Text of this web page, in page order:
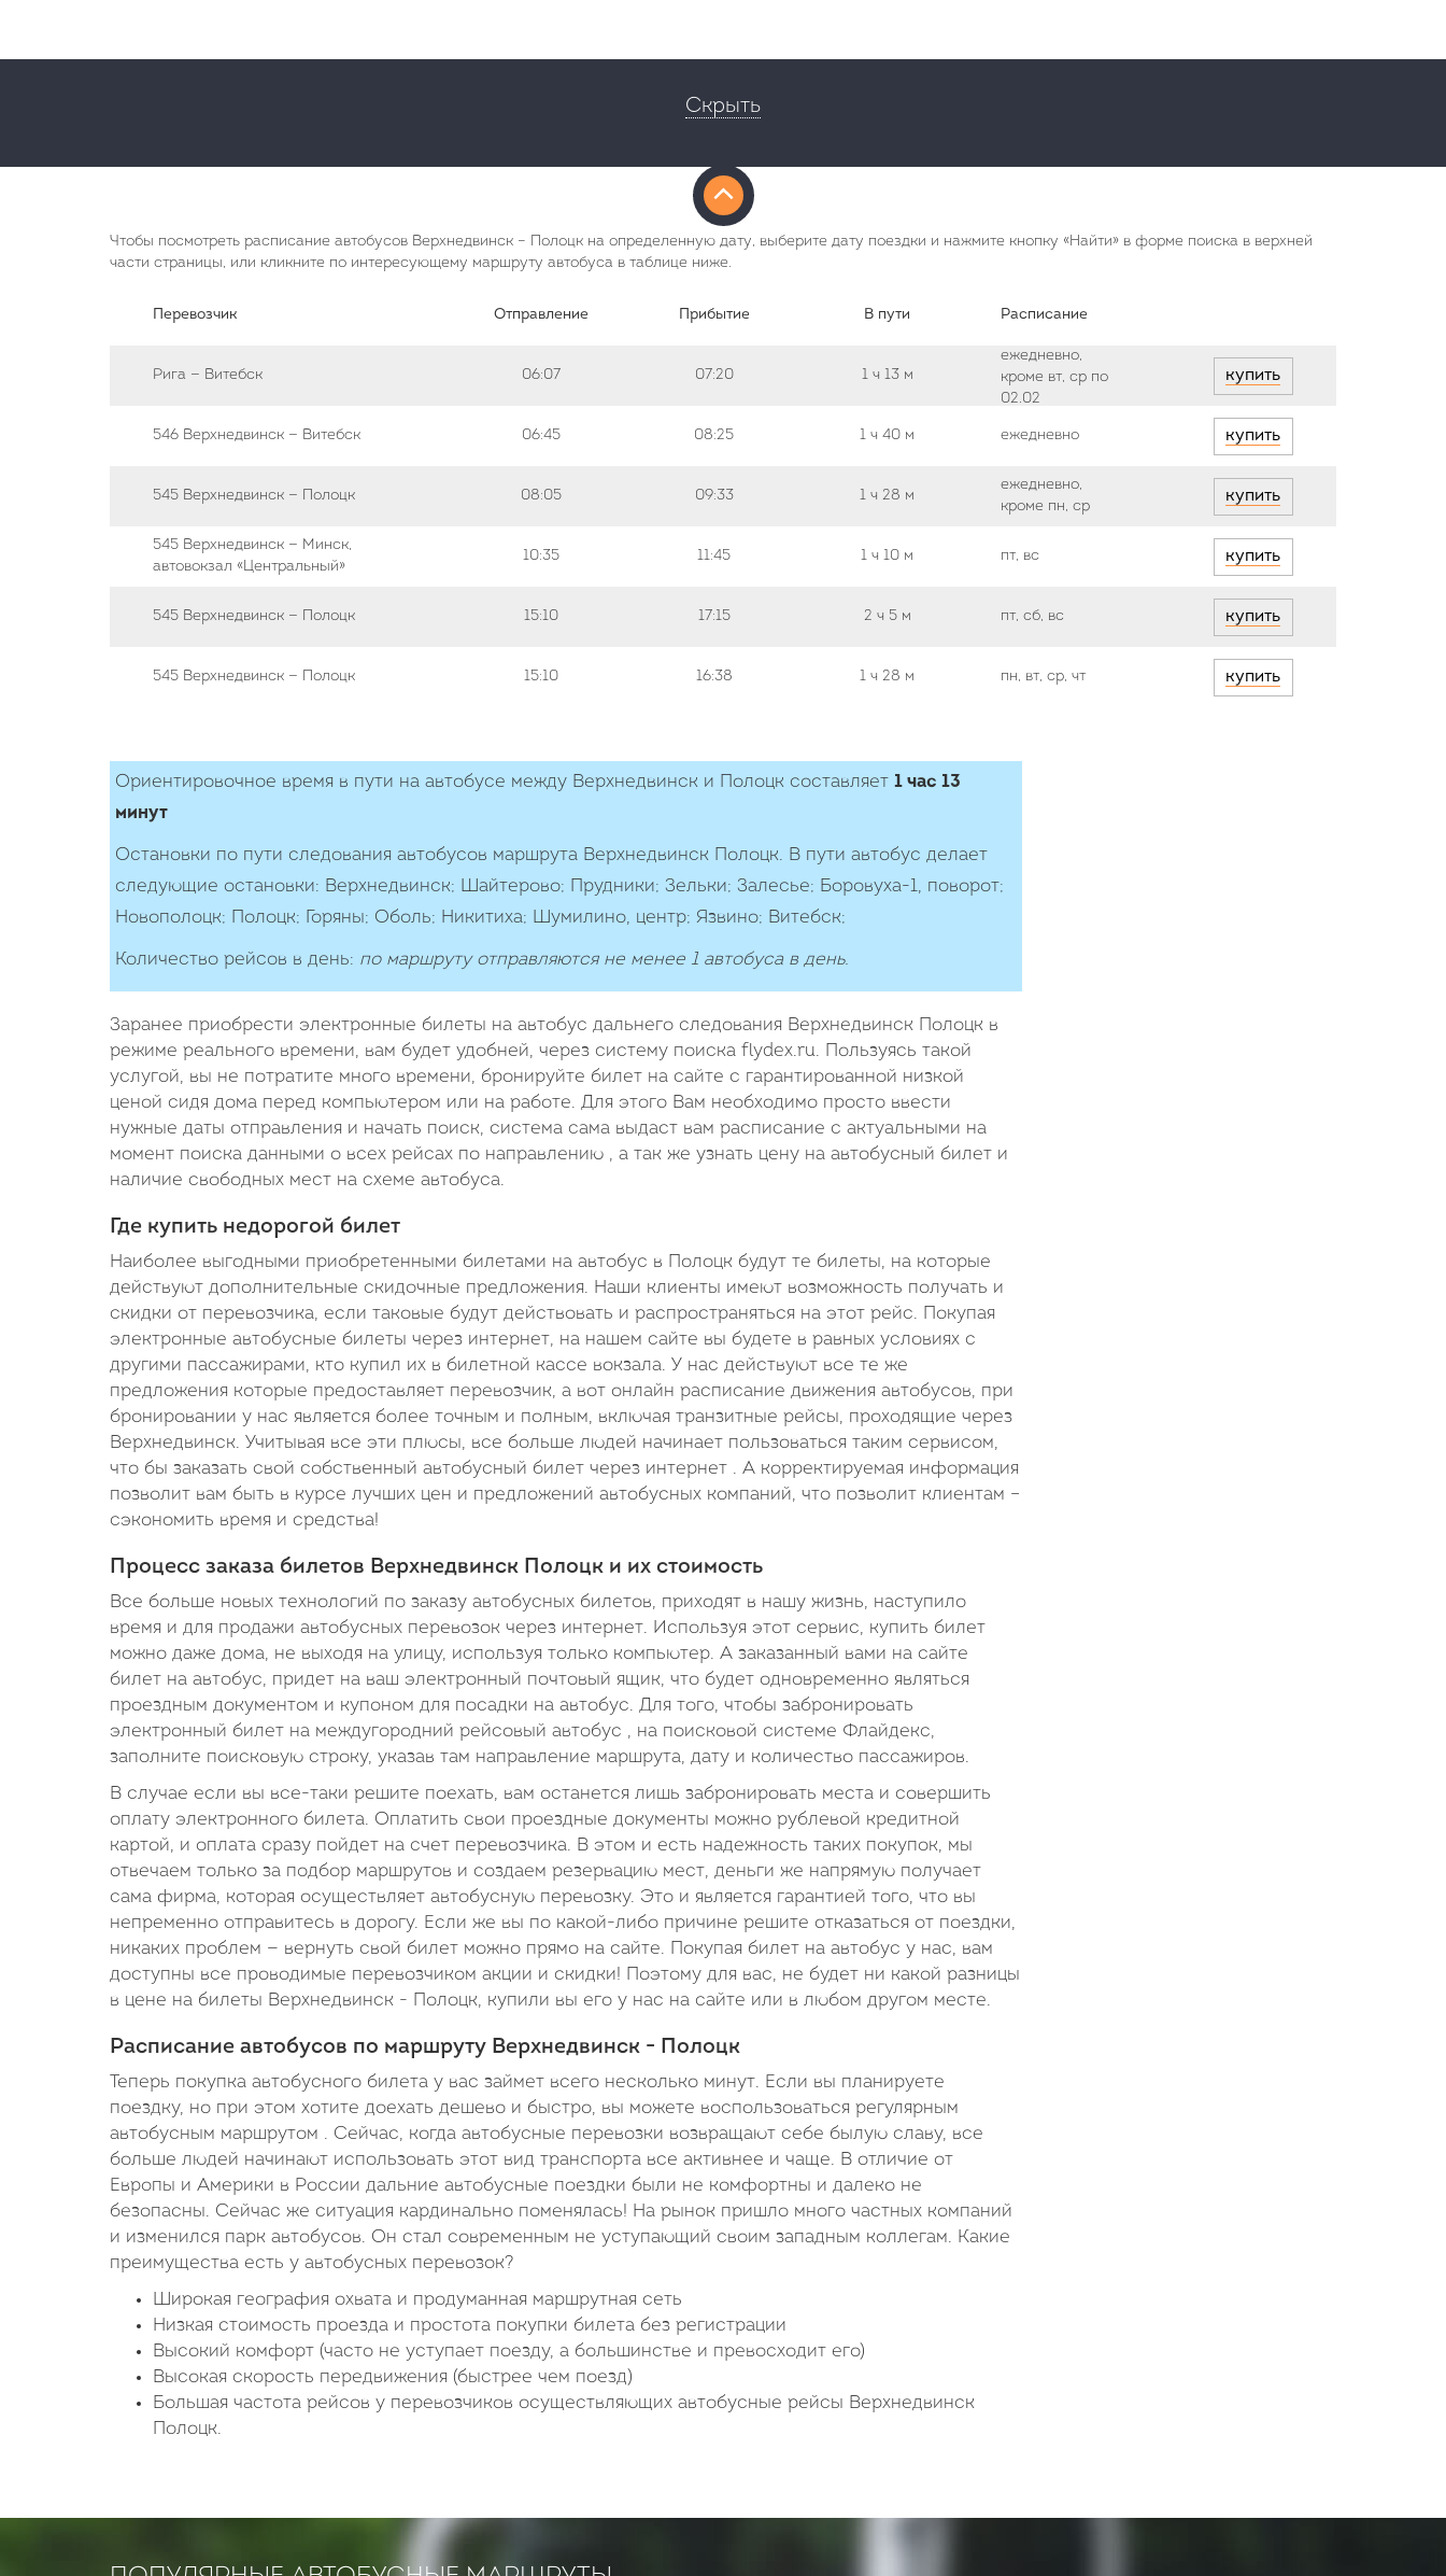
Скрыть
Чтобы посмотреть расписание автобусов Верхнедвинск – Полоцк на определенную дату, выберите дату поездки и нажмите кнопку «Найти» в форме поиска в верхней
части страницы, или кликните по интересующему маршруту автобуса в таблице ниже.
Перевозчик Отправление Прибытие В пути Расписание
Рига — Витебск 06:07 07:20 1 ч 13 м
ежедневно,
кроме вт, ср по
02.02
купить
546 Верхнедвинск — Витебск 06:45 08:25 1 ч40 м ежедневно купить
545 Верхнедвинск — Полоцк 08:05 09:33 1 ч 28 м
ежедневно,
кроме пн, ср
купить
545 Верхнедвинск — Минск,
автовокзал «Центральный»
10:35 11:45 1 ч10 м пт, вс купить
545 Верхнедвинск — Полоцк 15:10 17:15 2 ч 5 м пт, сб, вс купить
545 Верхнедвинск — Полоцк 15:10 16:38 1 ч 28 м пн, вт, ср, чт купить
Ориентировочное время в пути на автобусе между Верхнедвинск и Полоцк составляет 1 час 13
минут
Остановки по пути следования автобусов маршрута Верхнедвинск Полоцк. В пути автобус делает
следующие остановки: Верхнедвинск; Шайтерово; Прудники; Зельки; Залесье; Боровуха-1, поворот;
Новополоцк; Полоцк; Горяны; Оболь; Никитиха; Шумилино, центр; Язвино; Витебск;
Количество рейcов в день: по маршруту отправляются не менее 1 автобуса в день.
Заранее приобрести электронные билеты на автобус дальнего следования Верхнедвинск Полоцк в
режиме реального времени, вам будет удобней, через систему поиска flydex.ru. Пользуясь такой
услугой, вы не потратите много времени, бронируйте билет на сайте с гарантированной низкой
ценой сидя дома перед компьютером или на работе. Для этого Вам необходимо просто ввести
нужные даты отправления и начать поиск, система сама выдаст вам расписание с актуальными на
момент поиска данными о всех рейсах по направлению , а так же узнать цену на автобусный билет и
наличие свободных мест на схеме автобуса.
Где купить недорогой билет
Наиболее выгодными приобретенными билетами на автобус в Полоцк будут те билеты, на которые
действуют дополнительные скидочные предложения. Наши клиенты имеют возможность получать и
скидки от перевозчика, если таковые будут действовать и распространяться на этот рейс. Покупая
электронные автобусные билеты через интернет, на нашем сайте вы будете в равных условиях с
другими пассажирами, кто купил их в билетной кассе вокзала. У нас действуют все те же
предложения которые предоставляет перевозчик, а вот онлайн расписание движения автобусов, при
бронировании у нас является более точным и полным, включая транзитные рейсы, проходящие через
Верхнедвинск. Учитывая все эти плюсы, все больше людей начинает пользоваться таким сервисом,
что бы заказать свой собственный автобусный билет через интернет . А корректируемая информация
позволит вам быть в курсе лучших цен и предложений автобусных компаний, что позволит клиентам –
сэкономить время и средства!
Процесс заказа билетов Верхнедвинск Полоцк и их стоимость
Все больше новых технологий по заказу автобусных билетов, приходят в нашу жизнь, наступило
время и для продажи автобусных перевозок через интернет. Используя этот сервис, купить билет
можно даже дома, не выходя на улицу, используя только компьютер. А заказанный вами на сайте
билет на автобус, придет на ваш электронный почтовый ящик, что будет одновременно являться
проездным документом и купоном для посадки на автобус. Для того, чтобы забронировать
электронный билет на междугородний рейсовый автобус , на поисковой системе Флайдекс,
заполните поисковую строку, указав там направление маршрута, дату и количество пассажиров.
В случае если вы все-таки решите поехать, вам останется лишь забронировать места и совершить
оплату электронного билета. Оплатить свои проездные документы можно рублевой кредитной
картой, и оплата сразу пойдет на счет перевозчика. В этом и есть надежность таких покупок, мы
отвечаем только за подбор маршрутов и создаем резервацию мест, деньги же напрямую получает
сама фирма, которая осуществляет автобусную перевозку. Это и является гарантией того, что вы
непременно отправитесь в дорогу. Если же вы по какой-либо причине решите отказаться от поездки,
никаких проблем — вернуть свой билет можно прямо на сайте. Покупая билет на автобус у нас, вам
доступны все проводимые перевозчиком акции и скидки! Поэтому для вас, не будет ни какой разницы
в цене на билеты Верхнедвинск - Полоцк, купили вы его у нас на сайте или в любом другом месте.
Расписание автобусов по маршруту Верхнедвинск - Полоцк
Теперь покупка автобусного билета у вас займет всего несколько минут. Если вы планируете
поездку, но при этом хотите доехать дешево и быстро, вы можете воспользоваться регулярным
автобусным маршрутом . Сейчас, когда автобусные перевозки возвращают себе былую славу, все
больше людей начинают использовать этот вид транспорта все активнее и чаще. В отличие от
Европы и Америки в России дальние автобусные поездки были не комфортны и далеко не
безопасны. Сейчас же ситуация кардинально поменялась! На рынок пришло много частных компаний
и изменился парк автобусов. Он стал современным не уступающий своим западным коллегам. Какие
преимущества есть у автобусных перевозок?
Широкая география охвата и продуманная маршрутная сеть
Низкая стоимость проезда и простота покупки билета без регистрации
Высокий комфорт (часто не уступает поезду, а большинстве и превосходит его)
Высокая скорость передвижения (быстрее чем поезд)
Большая частота рейсов у перевозчиков осуществляющих автобусные рейсы Верхнедвинск
Полоцк.